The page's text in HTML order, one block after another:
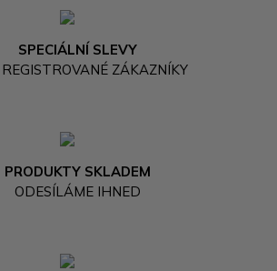
SPECIÁLNÍ SLEVY
ZÁKAZNÍKY
PRODUKTY SKLADEM
ODESÍLÁME IHNED